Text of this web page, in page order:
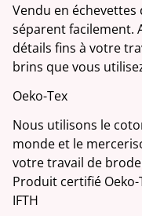
Vendu en échevettes
séparent facilement.
détails fins à votre
brins que vous
Oeko-Tex
Nous utilisons le
monde et le
votre travail de
Produit certifié Oeko-
IFTH